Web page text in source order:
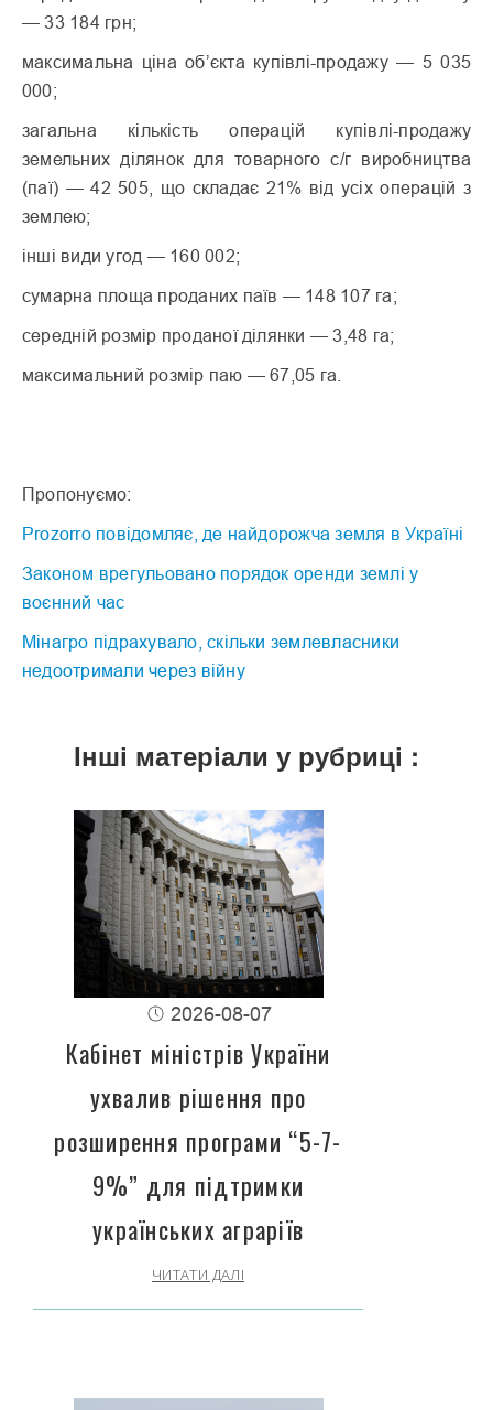
— 33 184 грн;
максимальна ціна об’єкта купівлі-продажу — 5 035
000;
загальна кількість операцій купівлі-продажу
земельних ділянок для товарного с/г виробництва
(паї) — 42 505, що складає 21% від усіх операцій з
землею;
інші види угод — 160 002;
сумарна площа проданих паїв — 148 107 га;
середній розмір проданої ділянки — 3,48 га;
максимальний розмір паю — 67,05 га.
Пропонуємо:
Prozorro повідомляє, де найдорожча земля в Україні
Законом врегульовано порядок оренди землі у
воєнний час
Мінагро підрахувало, скільки землевласники
недоотримали через війну
Інші матеріали у рубриці :
2026-08-07
Кабінет міністрів України
ухвалив рішення про
розширення програми “5-7-
9%” для підтримки
українських аграріїв
ЧИТАТИ ДАЛІ